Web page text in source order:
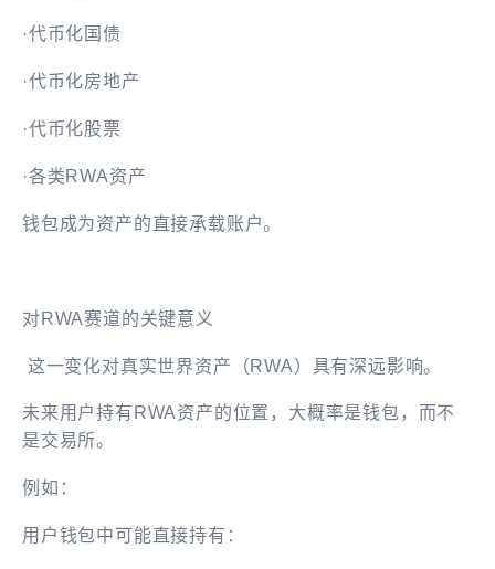
·代币化国债
·代币化房地产
·代币化股票
·各类RWA资产
钱包成为资产的直接承载账户。
对RWA赛道的关键意义
这一变化对真实世界资产（RWA）具有深远影响。
未来用户持有RWA资产的位置，大概率是钱包，而不
是交易所。
例如：
用户钱包中可能直接持有：